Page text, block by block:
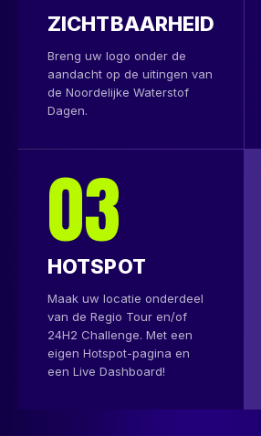
ZICHTBAARHEID
Breng uw logo onder de
aandacht op de uitingen van
de Noordelijke Waterstof
Dagen.
03
HOTSPOT
Maak uw locatie onderdeel
van de Regio Tour en/of
24H2 Challenge. Met een
eigen Hotspot-pagina en
een Live Dashboard!